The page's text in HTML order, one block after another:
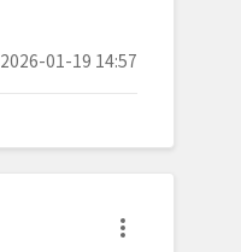
2026-01-19 14:57